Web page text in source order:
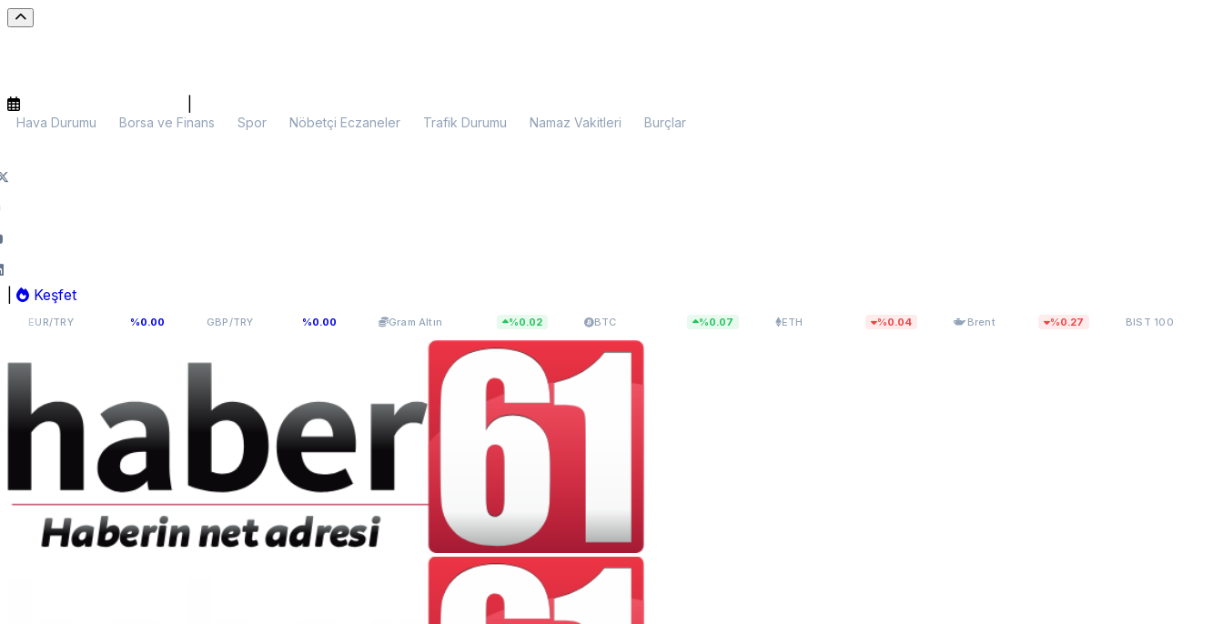
Hava Durumu Borsa ve Finans Spor Nöbetçi Eczaneler Trafik Durumu Namaz Vakitleri Burçlar
Keşfet
54,9398 %0.00 GBP/TRY 64,131 %0.00 Gram Altın6.099,28 BTC $64.964,53 ETH $1.913,96 Brent $82,27 %0.27 BIST 100 13.798,80